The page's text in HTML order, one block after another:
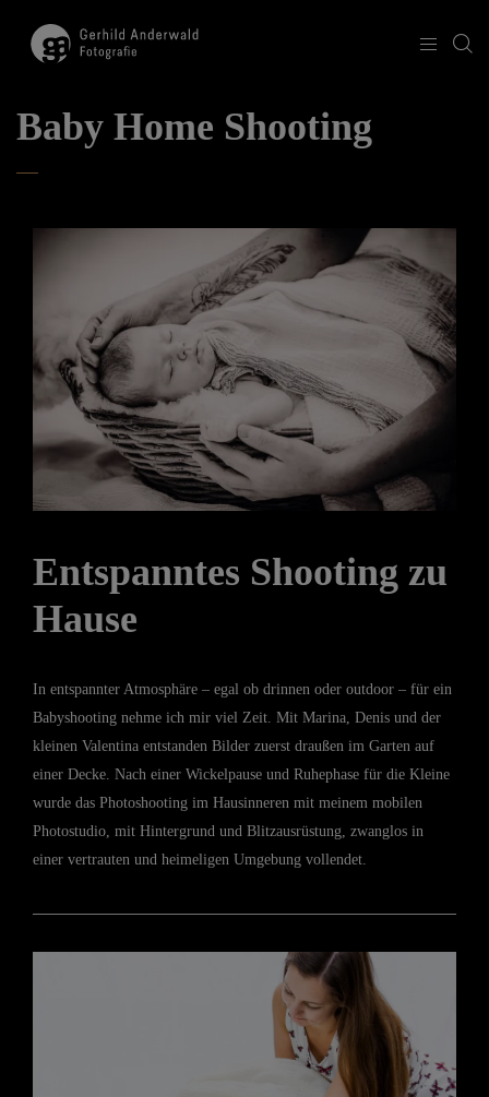
Baby Home Shooting
Entspanntes Shooting zu
Hause
In entspannter Atmosphäre – egal ob drinnen oder outdoor – für ein
Babyshooting nehme ich mir viel Zeit. Mit Marina, Denis und der
kleinen Valentina entstanden Bilder zuerst draußen im Garten auf
einer Decke. Nach einer Wickelpause und Ruhephase für die Kleine
wurde das Photoshooting im Hausinneren mit meinem mobilen
Photostudio, mit Hintergrund und Blitzausrüstung, zwanglos in
einer vertrauten und heimeligen Umgebung vollendet.